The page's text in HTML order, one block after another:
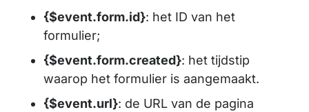
{$event.form.id}: het ID van het
formulier;
{$event.form.created}: het tijdstip
waarop het formulier is aangemaakt.
{$event.url}: de URL van de pagina